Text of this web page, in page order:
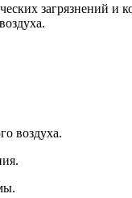
загрязнений
воздуха.